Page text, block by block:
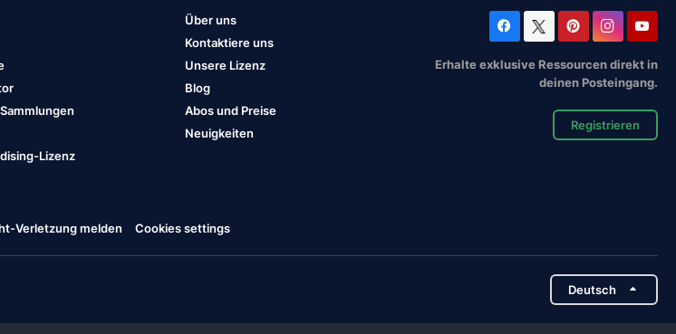
Lizenz
Über uns
Kontaktiere uns
Unsere Lizenz
Blog
Abos und Preise
Neuigkeiten
Erhalte exklusive Ressourcen direkt in
deinen Posteingang.
Registrieren
Verletzung melden Cookies settings
Deutsch